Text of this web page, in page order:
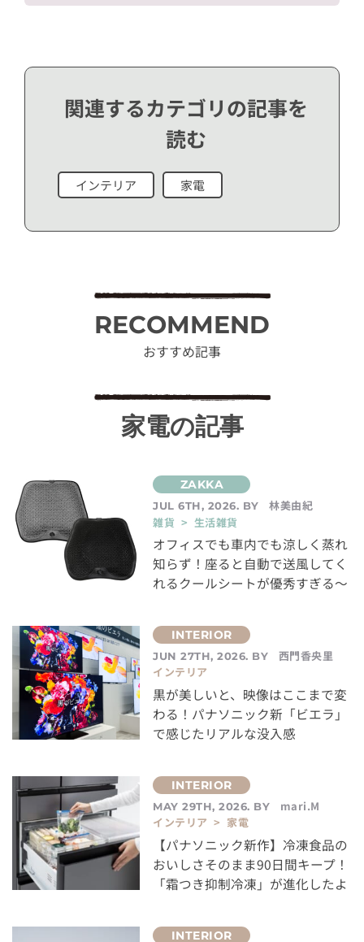
関連するカテゴリの記事を
読む
インテリア 家電
RECOMMEND
おすすめ記事
家電の記事
JUL 6TH, 2026. BY
林美由紀
雑貨 > 生活雑貨
オフィスでも車内でも涼しく蒸れ
知らず！座ると自動で送風してく
れるクールシートが優秀すぎる～
JUN 27TH, 2026. BY
西門香央里
インテリア
黒が美しいと、映像はここまで変
わる！パナソニック新「ビエラ」
で感じたリアルな没入感
MAY 29TH, 2026. BY
mari.M
インテリア > 家電
【パナソニック新作】冷凍食品の
おいしさそのまま90日間キープ！
「霜つき抑制冷凍」が進化したよ